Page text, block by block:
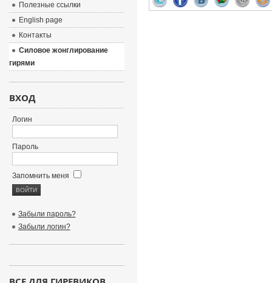
Полезные ссылки
English page
Контакты
Силовое жонглирование
гирями
ВХОД
Логин
Пароль
Запомнить меня
Забыли пароль?
Забыли логин?